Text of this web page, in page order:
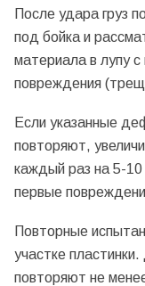
После удара груз
под бойка и
материала в лупу с
повреждения
Если указанные
повторяют,
каждый раз на 5-
первые
Повторные
участке
повторяют не